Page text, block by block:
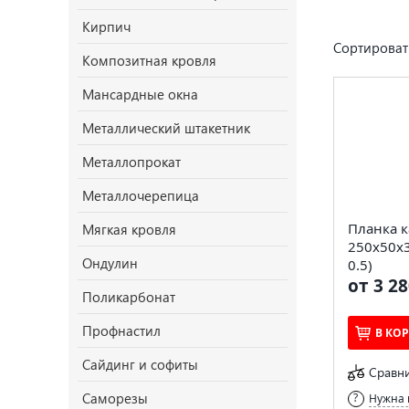
Кирпич
Композитная кровля
Мансардные окна
Металлический штакетник
Металлопрокат
Металлочерепица
Мягкая кровля
Ондулин
Поликарбонат
Профнастил
Сайдинг и софиты
Саморезы
Планка
0.5)
от 3
В
Нужна